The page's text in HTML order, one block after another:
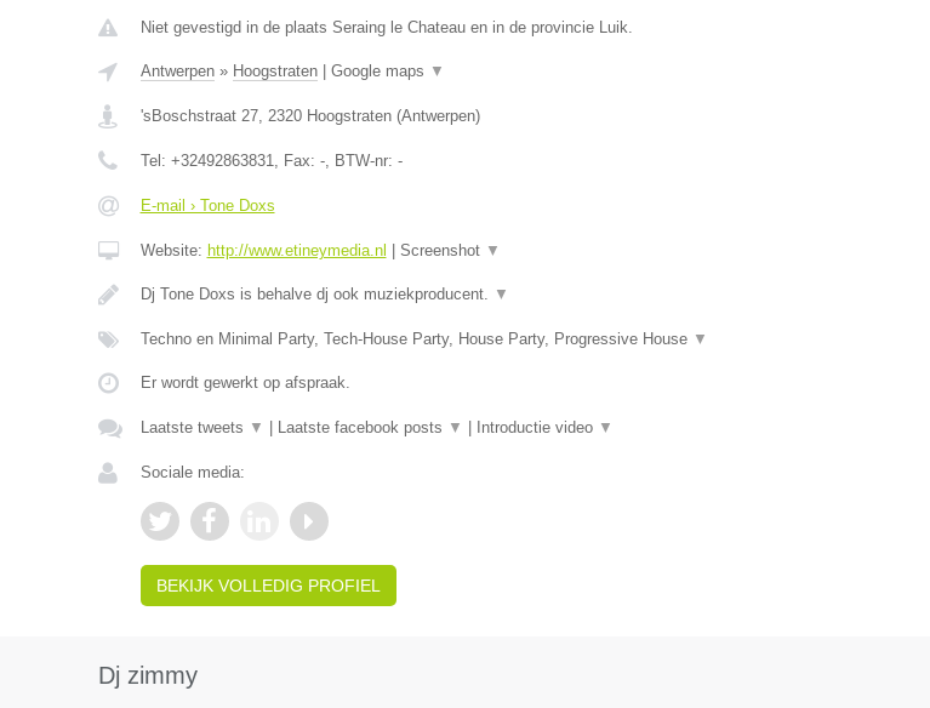
Niet gevestigd in de plaats Seraing le Chateau en in de provincie Luik.
Antwerpen» Hoogstraten| Google maps ▼
'sBoschstraat 27, 2320 Hoogstraten(Antwerpen)
Tel: +32492863831, Fax: -, BTW-nr: -
E-mail › Tone Doxs
Website: http://www.etineymedia.nl Screenshot ▼
Dj Tone Doxs is behalve dj ook muziekproducent. ▼
Techno en Minimal Party, Tech-House Party, House Party, Progressive House ▼
Er wordt gewerkt op afspraak.
Laatste tweets ▼ Laatste facebook posts ▼ Introductie video ▼
Sociale media:
BEKIJK VOLLEDIG PROFIEL
Dj zimmy